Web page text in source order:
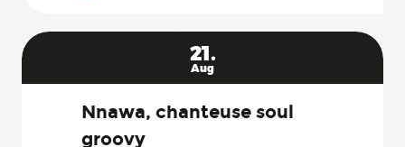
21.
Aug
Nnawa, chanteuse soul
groovy